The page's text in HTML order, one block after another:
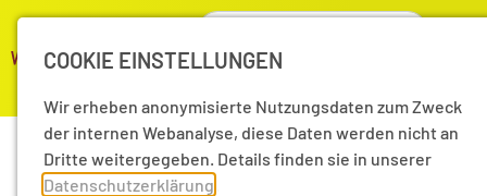
COOKIE EINSTELLUNGEN
Wir erheben anonymisierte Nutzungsdaten zum Zweck
der internen Webanalyse, diese Daten werden nicht an
Dritte weitergegeben. Details finden sie in unserer
Datenschutzerklärung